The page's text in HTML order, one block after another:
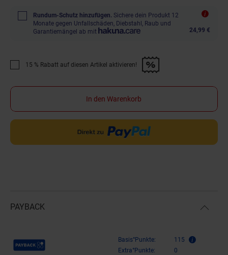
Rundum-Schutz hinzufügen. Sichere dein Produkt 12
Monate gegen Unfallschäden, Diebstahl, Raub und
Garantiemängel ab mit
24,99 €
Promotion "15 % Rabatt auf diesen Artikel aktivieren!" anwenden
15 % Rabatt auf diesen Artikel aktivieren!
In den Warenkorb
PAYBACK
Payback Punkte Basis°Punkte:
115
Extra°Punkte:
0